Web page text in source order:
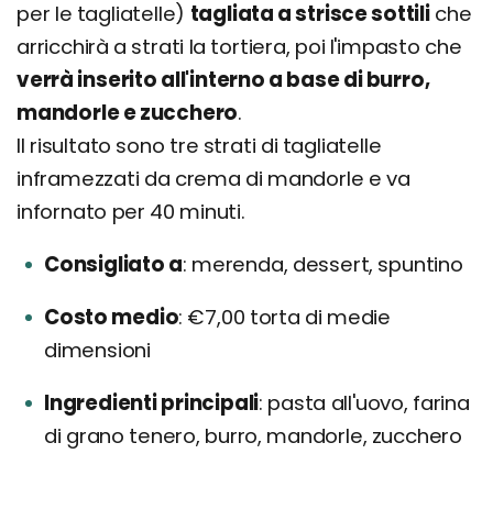
per le tagliatelle) tagliata a strisce sottiliche
arricchirà a strati la tortiera, poi l'impasto che
verrà inserito all'interno a base di burro,
mandorle e zucchero.
Il risultato sono tre strati di tagliatelle
inframezzati da crema di mandorle e va
infornato per 40 minuti.
Consigliato a merenda, dessert, spuntino
Costo medio €7,00 torta di medie
dimensioni
Ingredienti principali pasta all'uovo, farina
di grano tenero, burro, mandorle, zucchero